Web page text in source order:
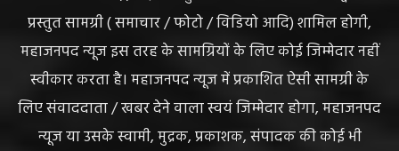
प्रस्तुत सामग्री ( समाचार / फोटो / विडियो आदि) शामिल होगी,
महाजनपद न्यूज इस तरह के सामग्रियों के लिए कोई जिम्मेदार नहीं
स्वीकार करता है। महाजनपद न्यूज में प्रकाशित ऐसी सामग्री के
लिए संवाददाता / खबर देने वाला स्वयं जिम्मेदार होगा, महाजनपद
न्यूज या उसके स्वामी, मुद्रक, प्रकाशक, संपादक की कोई भी